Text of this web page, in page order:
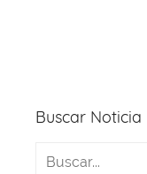
Buscar Noticia